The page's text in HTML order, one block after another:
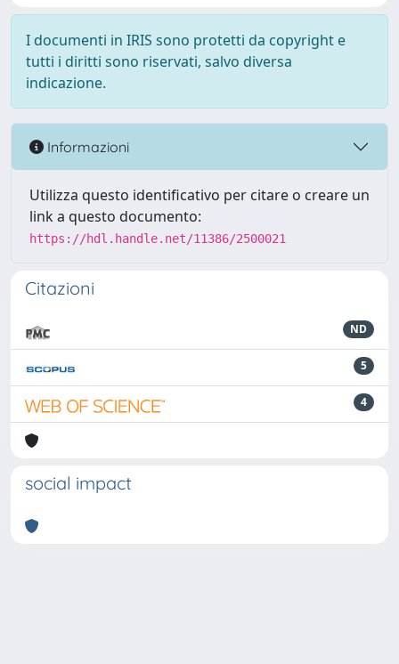
I documenti in IRIS sono protetti da copyright e
tutti i diritti sono riservati, salvo diversa
indicazione.
Informazioni
Utilizza questo identificativo per citare o creare un
link a questo documento:
https://hdl.handle.net/11386/2500021
Citazioni
ND
5
4
social impact